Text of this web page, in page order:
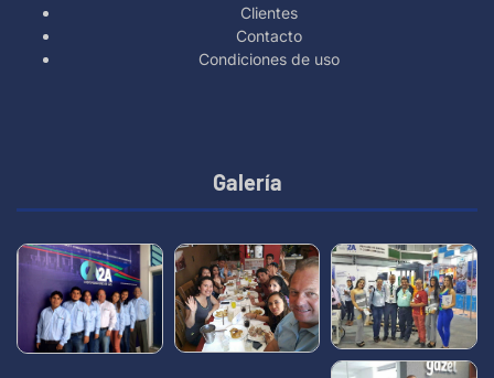
Clientes
Contacto
Condiciones de uso
Galería